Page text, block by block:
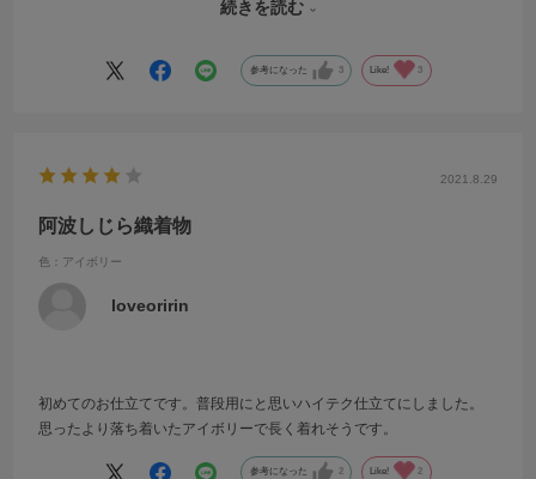
続きを読む
参考になった 3 Like! 3
2021.8.29
阿波しじら織着物
色：アイボリー
loveoririn
初めてのお仕立てです。普段用にと思いハイテク仕立てにしました。
思ったより落ち着いたアイボリーで長く着れそうです。
参考になった 2 Like! 2